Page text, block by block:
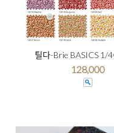
틸다-Brie BASICS 1/
128,000